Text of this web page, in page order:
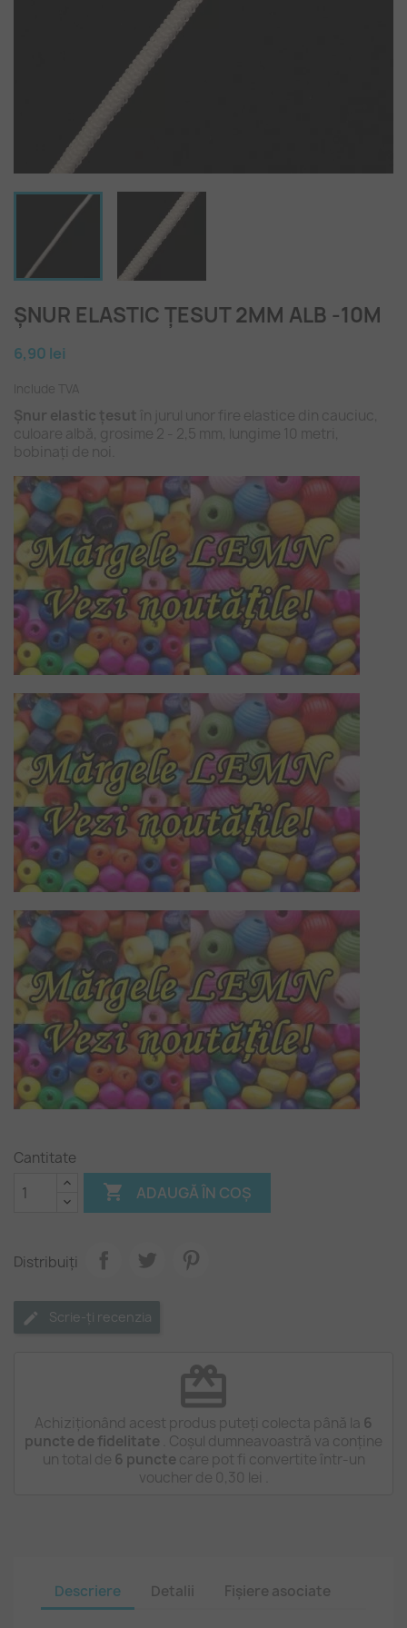
ȘNUR ELASTIC ȚESUT 2MM ALB -10M
6,90 lei
Include TVA
Șnur elastic țesut în jurul unor fire elastice din cauciuc,
culoare albă, grosime 2 - 2,5 mm, lungime 10 metri,
bobinați de noi.
Cantitate
 ADAUGĂ ÎN COȘ
Distribuiți
Scrie-ți recenzia
redeem
Achiziționând acest produs puteți colecta până la 6
puncte de fidelitate . Coșul dumneavoastră va conține
un total de 6 puncte care pot fi convertite într-un
voucher de 0,30 lei
Descriere Detalii Fișiere asociate